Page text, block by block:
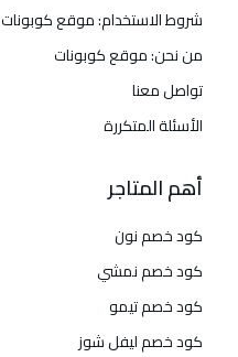
شروط الاستخدام: موقع كوبونات
من نحن: موقع كوبونات
تواصل معنا
الأسئلة المتكررة
أهم المتاجر
كود خصم نون
كود خصم نمشي
كود خصم تيمو
كود خصم ليفل شوز